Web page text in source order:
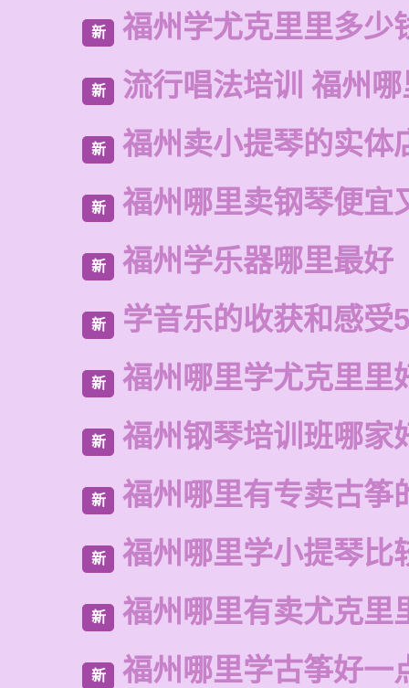
新 福州学尤克里里多少
新 流行唱法培训 福州
新 福州卖小提琴的实体
新 福州哪里卖钢琴便宜
新 福州学乐器哪里最好
新 学音乐的收获和感受
新 福州哪里学尤克里里
新 福州钢琴培训班哪家
新 福州哪里有专卖古筝
新 福州哪里学小提琴比
新 福州哪里有卖尤克里
新 福州哪里学古筝好一